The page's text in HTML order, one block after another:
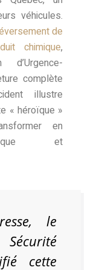
véhicules.
de
chimique,
d’Urgence-
complète
illustre
« héroïque »
en
et
le
cette